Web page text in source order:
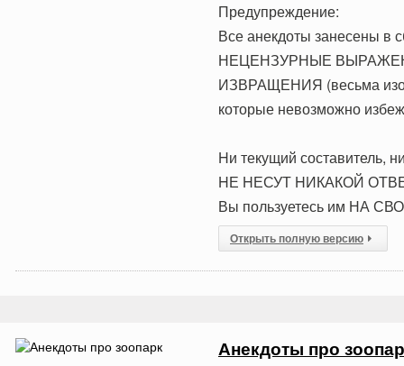
Предупреждение:
Все анекдоты занесены в
НЕЦЕНЗУРНЫЕ
ИЗВРАЩЕНИЯ (весьма
которые невозможно
Hи текущий составитель,
HЕ HЕСУТ HИКАКОЙ
Вы пользуетесь им НА
Открыть полную версию
Анекдоты про